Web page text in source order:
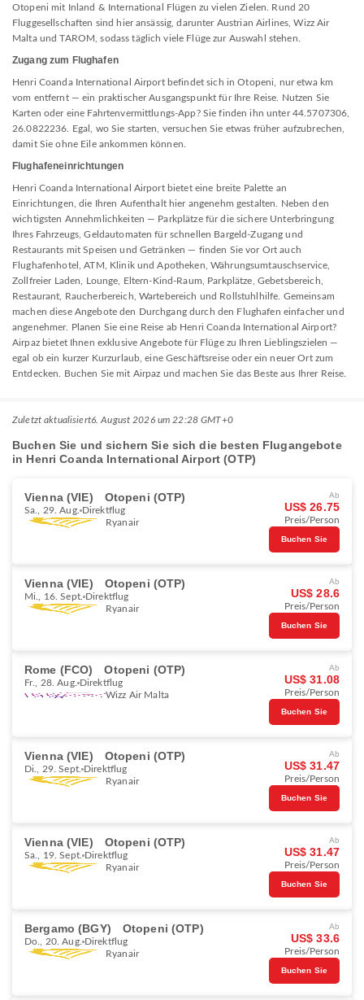
Otopeni mit Inland & International Flügen zu vielen Zielen. Rund 20
Fluggesellschaften sind hier ansässig, darunter Austrian Airlines, Wizz Air
Malta und TAROM, sodass täglich viele Flüge zur Auswahl stehen.
Zugang zum Flughafen
Henri Coanda International Airport befindet sich in Otopeni, nur etwa km
vom entfernt — ein praktischer Ausgangspunkt für Ihre Reise. Nutzen Sie
Karten oder eine Fahrtenvermittlungs-App? Sie finden ihn unter 44.5707306,
26.0822236. Egal, wo Sie starten, versuchen Sie etwas früher aufzubrechen,
damit Sie ohne Eile ankommen können.
Flughafeneinrichtungen
Henri Coanda International Airport bietet eine breite Palette an
Einrichtungen, die Ihren Aufenthalt hier angenehm gestalten. Neben den
wichtigsten Annehmlichkeiten — Parkplätze für die sichere Unterbringung
Ihres Fahrzeugs, Geldautomaten für schnellen Bargeld-Zugang und
Restaurants mit Speisen und Getränken — finden Sie vor Ort auch
Flughafenhotel, ATM, Klinik und Apotheken, Währungsumtauschservice,
Zollfreier Laden, Lounge, Eltern-Kind-Raum, Parkplätze, Gebetsbereich,
Restaurant, Raucherbereich, Wartebereich und Rollstuhlhilfe. Gemeinsam
machen diese Angebote den Durchgang durch den Flughafen einfacher und
angenehmer. Planen Sie eine Reise ab Henri Coanda International Airport?
Airpaz bietet Ihnen exklusive Angebote für Flüge zu Ihren Lieblingszielen —
egal ob ein kurzer Kurzurlaub, eine Geschäftsreise oder ein neuer Ort zum
Entdecken. Buchen Sie mit Airpaz und machen Sie das Beste aus Ihrer Reise.
Zuletzt aktualisiert6. August 2026 um 22:28 GMT+0
Buchen Sie und sichern Sie sich die besten Flugangebote
in Henri Coanda International Airport (OTP)
Vienna (VIE) Otopeni (OTP)
Sa., 29. Aug. Direktflug
Ryanair
Ab
US$ 26.75
Preis/Person
Buchen Sie
Vienna (VIE) Otopeni (OTP)
Mi., 16. Sept. Direktflug
Ryanair
Ab
US$ 28.6
Preis/Person
Buchen Sie
Rome (FCO) Otopeni (OTP)
Fr., 28. Aug. Direktflug
Wizz Air Malta
Ab
US$ 31.08
Preis/Person
Buchen Sie
Vienna (VIE) Otopeni (OTP)
Di., 29. Sept. Direktflug
Ryanair
Ab
US$ 31.47
Preis/Person
Buchen Sie
Vienna (VIE) Otopeni (OTP)
Sa., 19. Sept. Direktflug
Ryanair
Ab
US$ 31.47
Preis/Person
Buchen Sie
Bergamo (BGY) Otopeni (OTP)
Do., 20. Aug. Direktflug
Ryanair
Ab
US$ 33.6
Preis/Person
Buchen Sie